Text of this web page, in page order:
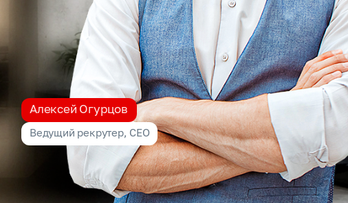
Ведущий рекрутер, СЕО
Алексей Огурцов